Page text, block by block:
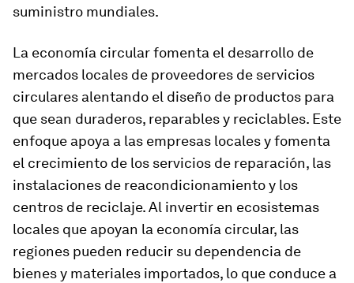
suministro mundiales.
La economía circular fomenta el desarrollo de
mercados locales de proveedores de servicios
circulares alentando el diseño de productos para
que sean duraderos, reparables y reciclables. Este
enfoque apoya a las empresas locales y fomenta
el crecimiento de los servicios de reparación, las
instalaciones de reacondicionamiento y los
centros de reciclaje. Al invertir en ecosistemas
locales que apoyan la economía circular, las
regiones pueden reducir su dependencia de
bienes y materiales importados, lo que conduce a